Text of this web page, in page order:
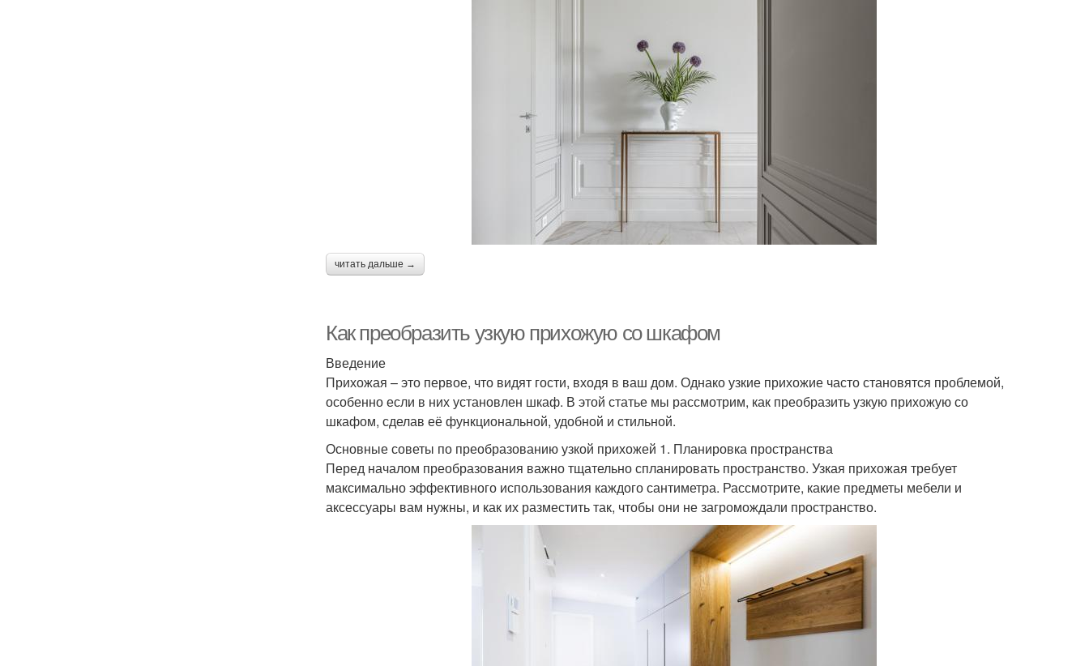
читать дальше →
Как преобразить узкую прихожую со шкафом
Введение
Прихожая – это первое, что видят гости, входя в ваш дом. Однако узкие прихожие часто становятся проблемой,
особенно если в них установлен шкаф. В этой статье мы рассмотрим, как преобразить узкую прихожую со
шкафом, сделав её функциональной, удобной и стильной.
Основные советы по преобразованию узкой прихожей 1. Планировка пространства
Перед началом преобразования важно тщательно спланировать пространство. Узкая прихожая требует
максимально эффективного использования каждого сантиметра. Рассмотрите, какие предметы мебели и
аксессуары вам нужны, и как их разместить так, чтобы они не загромождали пространство.